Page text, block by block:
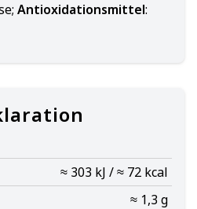
Antioxidationsmittel:
≈ 303 kJ / ≈ 72 kcal
≈ 1,3 g